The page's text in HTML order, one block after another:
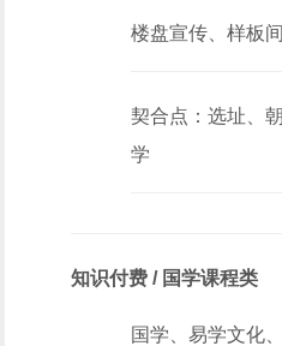
楼盘宣传、样板
契合点：选址、
学
知识付费 / 国学课程类
国学、易学文化